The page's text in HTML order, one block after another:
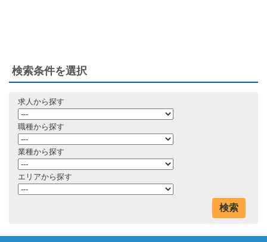
検索条件を選択
求人から探す
職種から探す
業種から探す
エリアから探す
検索